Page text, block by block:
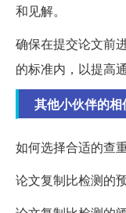
和见解。
确保在提交论文前
的标准内，以提高
其他小伙伴的相
如何选择合适的查
论文复制比检测的